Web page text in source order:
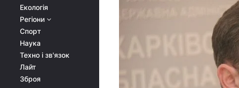
Екологія
Регіони
Спорт
Наука
Техно і зв'язок
Лайт
Зброя